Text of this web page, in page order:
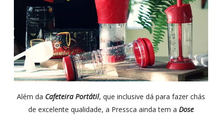
Além da Cafeteira Portátil, que inclusive dá para fazer chás
de excelente qualidade, a Pressca ainda tem a Dose